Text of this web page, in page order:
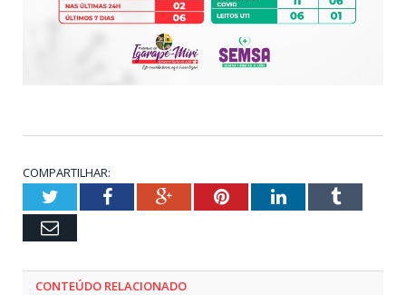
COMPARTILHAR:
TwitterFacebookGoogle+PinterestLinkedInTumblr
Email
CONTEÚDO RELACIONADO